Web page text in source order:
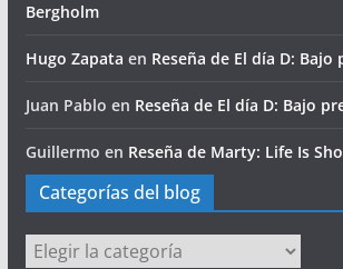
Bergholm
Hugo Zapata en Reseña de El día D: Bajo
Juan Pablo en Reseña de El día D: Bajo
Guillermo en Reseña de Marty: Life Is
Categorías del blog
Categorías